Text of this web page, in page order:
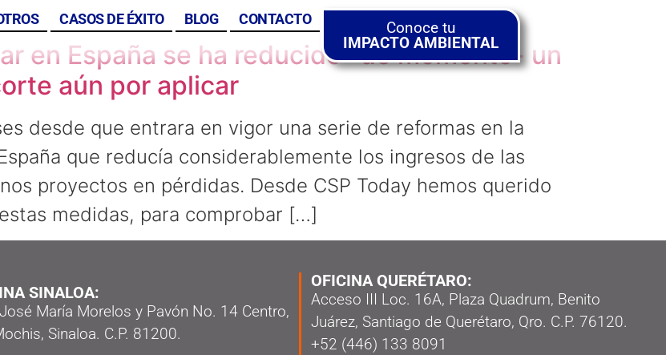
CASOS DE ÉXITO BLOG CONTACTO
Conoce tu
IMPACTO AMBIENTAL
en España se ha reducido -de momento- un
aún por aplicar
desde que entrara en vigor una serie de reformas en la
que reducía considerablemente los ingresos de las
proyectos en pérdidas. Desde CSP Today hemos querido
medidas, para comprobar […]
SINALOA:
María Morelos y Pavón No. 14 Centro,
Sinaloa. C.P. 81200.
OFICINA QUERÉTARO:
Acceso III Loc. 16A, Plaza Quadrum, Benito
Juárez, Santiago de Querétaro, Qro. C.P. 76120.
‭+52 (446) 133 8091‬